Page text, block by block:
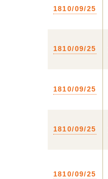
1810/09/25
1810/09/25
1810/09/25
1810/09/25
1810/09/25